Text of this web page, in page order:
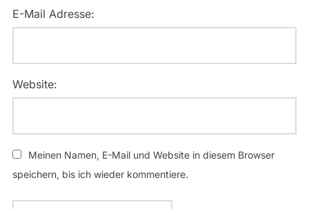
E-Mail Adresse:
Website:
Meinen Namen, E-Mail und Website in diesem Browser
speichern, bis ich wieder kommentiere.